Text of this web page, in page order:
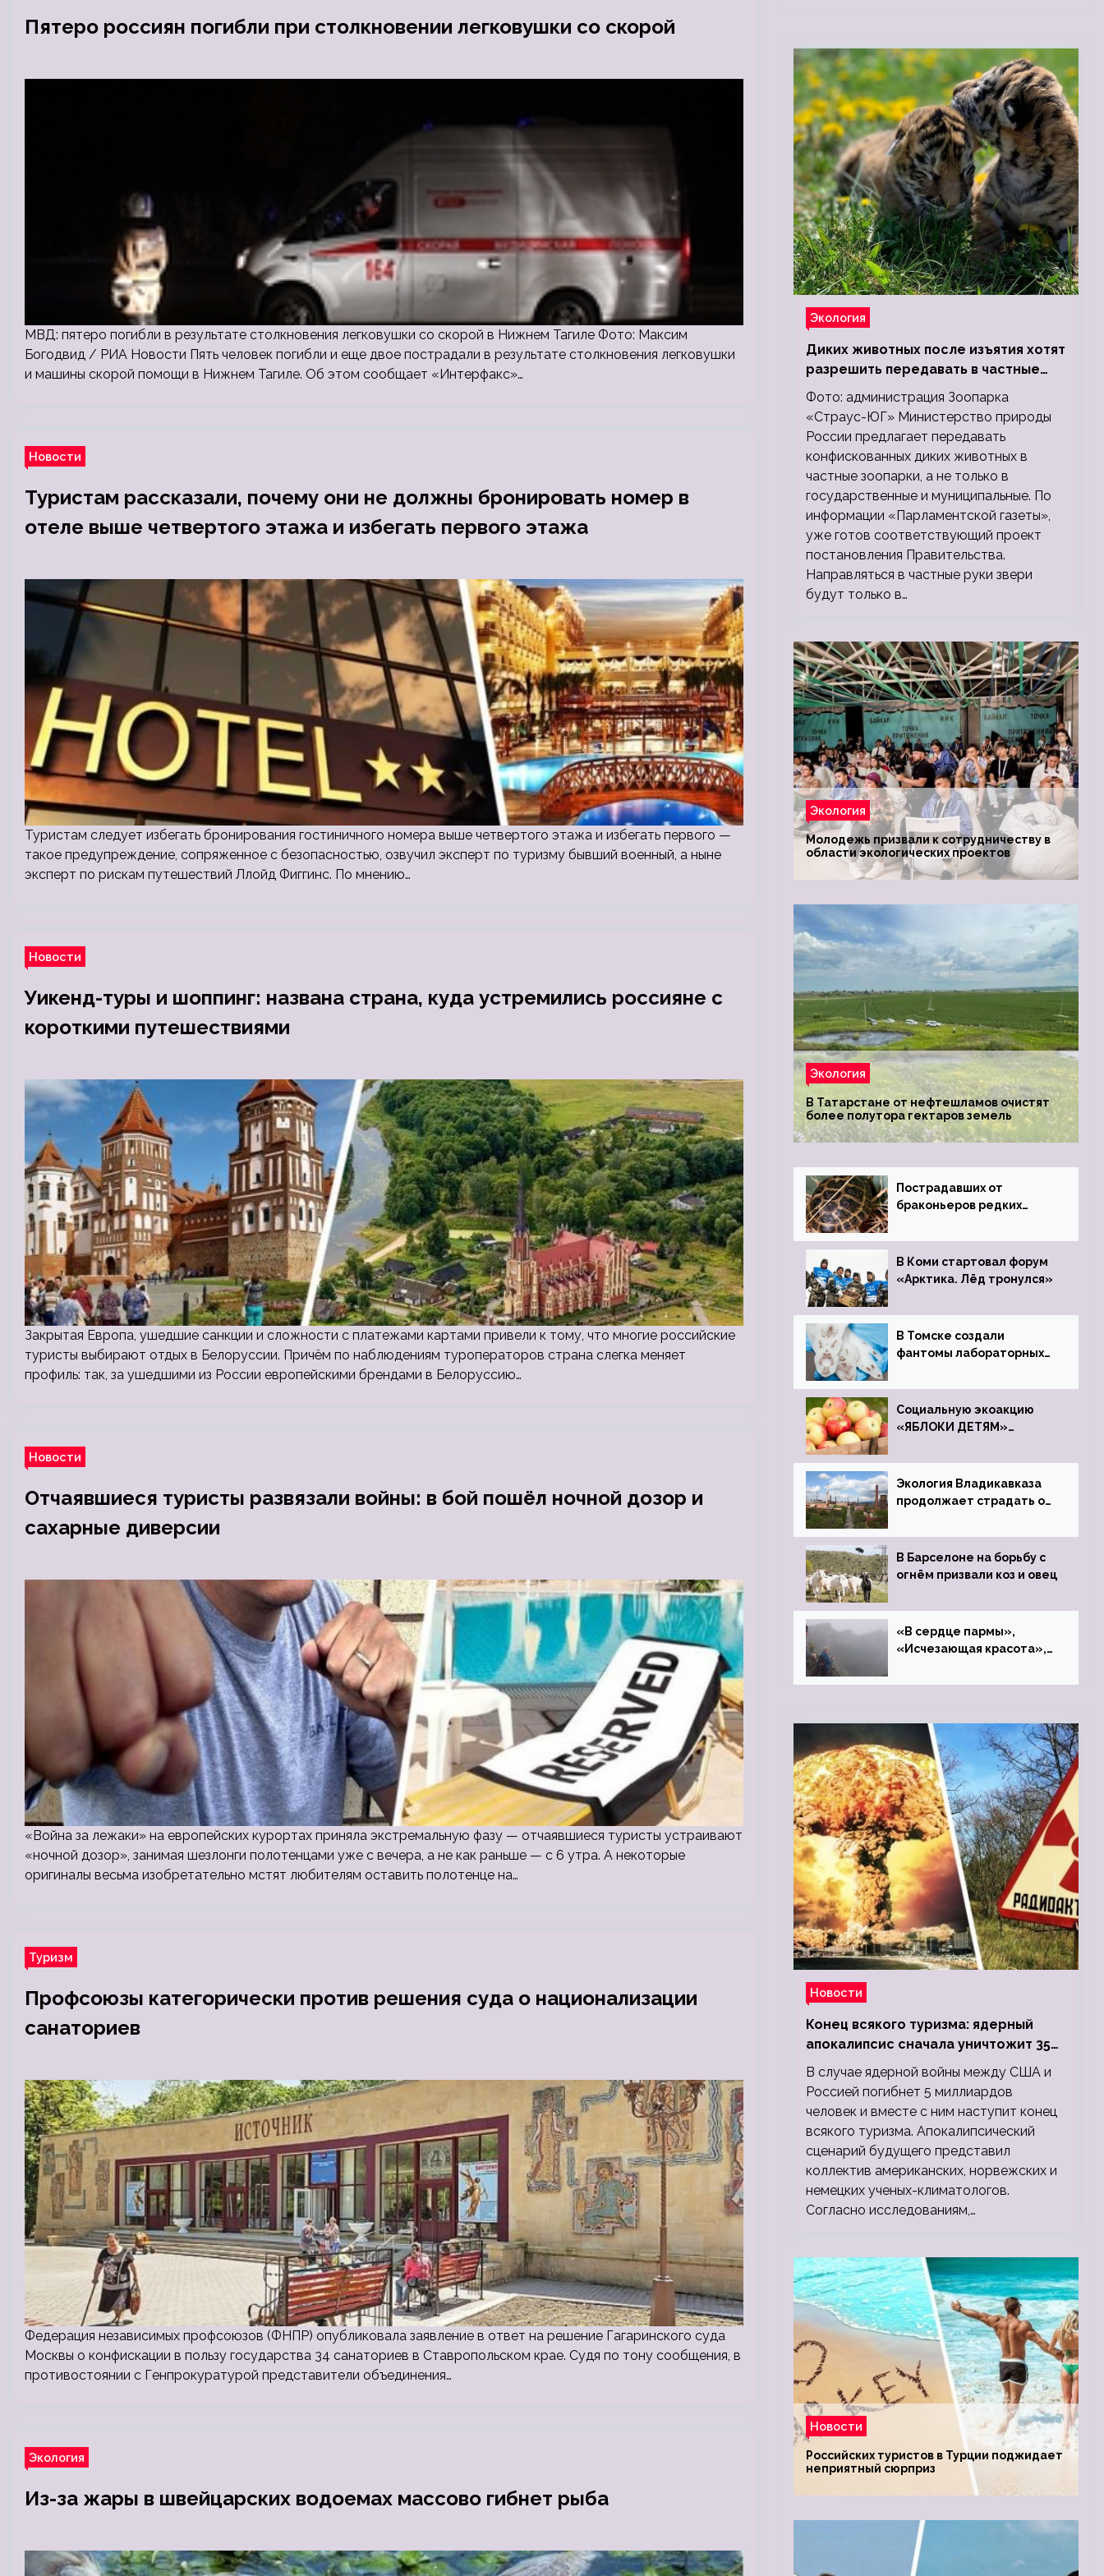
Пятеро россиян погибли при столкновении легковушки со скорой
МВД: пятеро погибли в результате столкновения легковушки со скорой в Нижнем Тагиле Фото: Максим
Богодвид / РИА Новости Пять человек погибли и еще двое пострадали в результате столкновения легковушки
и машины скорой помощи в Нижнем Тагиле. Об этом сообщает «Интерфакс»…
Новости
Туристам рассказали, почему они не должны бронировать номер в
отеле выше четвертого этажа и избегать первого этажа
Туристам следует избегать бронирования гостиничного номера выше четвертого этажа и избегать первого —
такое предупреждение, сопряженное с безопасностью, озвучил эксперт по туризму бывший военный, а ныне
эксперт по рискам путешествий Ллойд Фиггинс. По мнению…
Новости
Уикенд-туры и шоппинг: названа страна, куда устремились россияне с
короткими путешествиями
Закрытая Европа, ушедшие санкции и сложности с платежами картами привели к тому, что многие российские
туристы выбирают отдых в Белоруссии. Причём по наблюдениям туроператоров страна слегка меняет
профиль: так, за ушедшими из России европейскими брендами в Белоруссию…
Новости
Отчаявшиеся туристы развязали войны: в бой пошёл ночной дозор и
сахарные диверсии
«Война за лежаки» на европейских курортах приняла экстремальную фазу — отчаявшиеся туристы устраивают
«ночной дозор», занимая шезлонги полотенцами уже с вечера, а не как раньше — с 6 утра. А некоторые
оригиналы весьма изобретательно мстят любителям оставить полотенце на…
Туризм
Профсоюзы категорически против решения суда о национализации
санаториев
Федерация независимых профсоюзов (ФНПР) опубликовала заявление в ответ на решение Гагаринского суда
Москвы о конфискации в пользу государства 34 санаториев в Ставропольском крае. Судя по тону сообщения, в
противостоянии с Генпрокуратурой представители объединения…
Экология
Из-за жары в швейцарских водоемах массово гибнет рыба
Экология
Диких животных после изъятия хотят
разрешить передавать в частные
зоопарки
Фото: администрация Зоопарка
«Страус-ЮГ» Министерство природы
России предлагает передавать
конфискованных диких животных в
частные зоопарки, а не только в
государственные и муниципальные. По
информации «Парламентской газеты»,
уже готов соответствующий проект
постановления Правительства.
Направляться в частные руки звери
будут только в…
Экология
Молодежь призвали к сотрудничеству в
области экологических проектов
Экология
В Татарстане от нефтешламов очистят
более полутора гектаров земель
Пострадавших от
браконьеров редких
Ростовский зоопарк
В Коми стартовал форум
«Арктика. Лёд тронулся»
В Томске создали
фантомы лабораторных
Социальную экоакцию
«ЯБЛОКИ ДЕТЯМ»
Экология Владикавказа
продолжает страдать от
завода
В Барселоне на борьбу с
огнём призвали коз и овец
«В сердце пармы»,
«Исчезающая красота»,
Новости
Конец всякого туризма: ядерный
апокалипсис сначала уничтожит 350
миллионов, а потом 5 миллиардов
людей
В случае ядерной войны между США и
Россией погибнет 5 миллиардов
человек и вместе с ним наступит конец
всякого туризма. Апокалипсический
сценарий будущего представил
коллектив американских, норвежских и
немецких ученых-климатологов.
Согласно исследованиям,…
Новости
Российских туристов в Турции поджидает
неприятный сюрприз